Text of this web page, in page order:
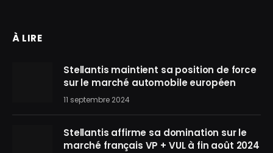
À LIRE
Stellantis maintient sa position de force
sur le marché automobile européen
11 septembre 2024
Stellantis affirme sa domination sur le
marché français VP + VUL à fin août 2024